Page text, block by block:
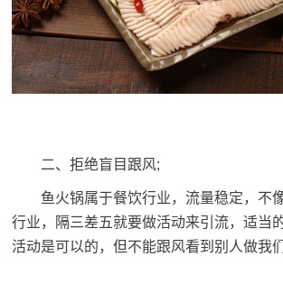
二、拒绝盲目跟风;
鱼火锅属于餐饮行业，流量稳定，不
行业，隔三差五就要做活动来引流，适当
活动是可以的，但不能跟风看到别人做我